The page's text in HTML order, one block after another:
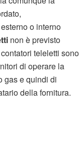
o interno
non è previsto
teleletti sono
di operare la
gas e quindi di
della fornitura.